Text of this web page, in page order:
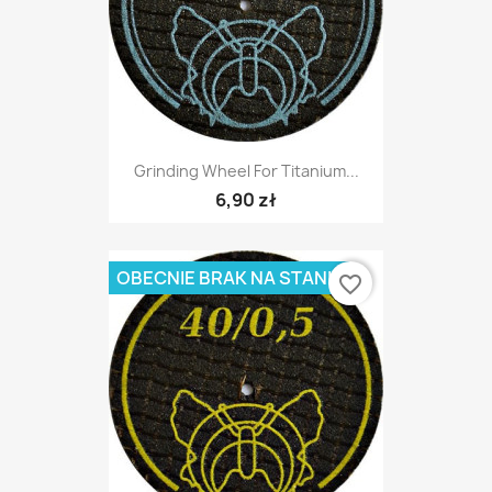
Grinding Wheel For Titanium...
6,90 zł
OBECNIE BRAK NA STANIEfavorite_border